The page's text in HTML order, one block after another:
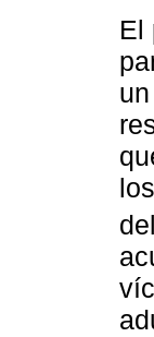
El